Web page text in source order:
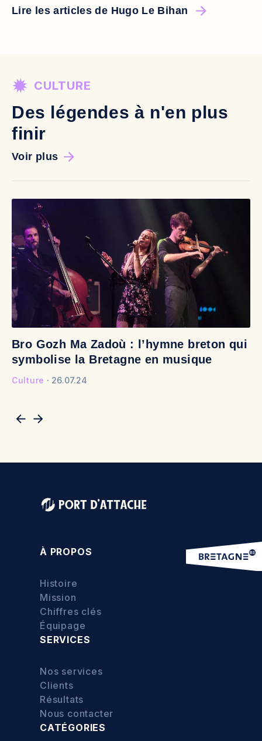
Lire les articles de Hugo Le Bihan
Des légendes à n'en plus
finir
CULTURE
Voir plus
Bro Gozh Ma Zadoù : l’hymne breton qui
symbolise la Bretagne en musique
Culture 26.07.24
À PROPOS
Histoire
Mission
Chiffres clés
Équipage
SERVICES
Nos services
Clients
Résultats
Nous contacter
CATÉGORIES